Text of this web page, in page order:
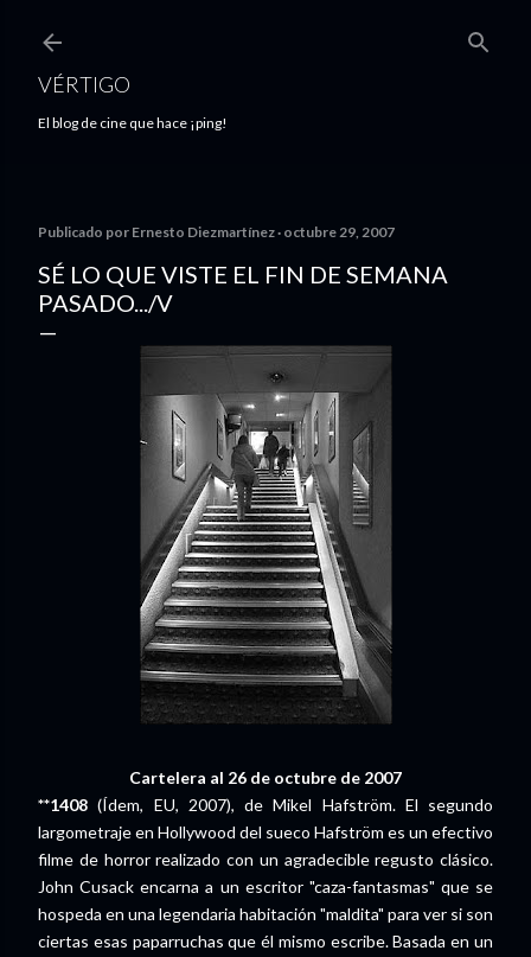
VÉRTIGO
El blog de cine que hace ¡ping!
Publicado por Ernesto Diezmartínez octubre 29, 2007
SÉ LO QUE VISTE EL FIN DE SEMANA
PASADO.../V
Cartelera al 26 de octubre de 2007
**1408(Ídem, EU, 2007), de Mikel Hafström. El segundo
largometraje en Hollywood del sueco Hafström es un efectivo
filme de horror realizado con un agradecible regusto clásico.
John Cusack encarna a un escritor "caza-fantasmas" que se
hospeda en una legendaria habitación "maldita" para ver si son
ciertas esas paparruchas que él mismo escribe. Basada en un